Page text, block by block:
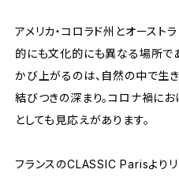
アメリカ・コロラド州とオースト
的にも文化的にも異なる場所で
かび上がるのは、自然の中で生
結びつきの深まり。コロナ禍に
としても見応えがあります。
フランスのCLASSIC Parisよりリ